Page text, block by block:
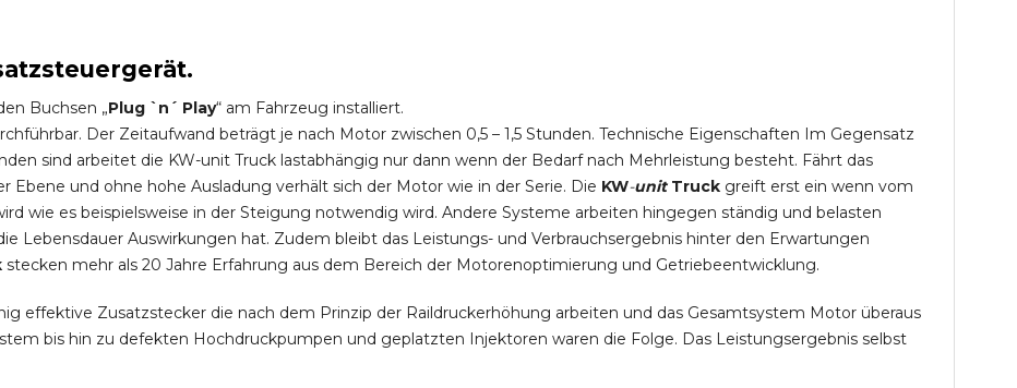
Buchsen „Plug `n´ Play“ am Fahrzeug installiert.
Der Zeitaufwand beträgt je nach Motor zwischen 0,5 – 1,5 Stunden. Technische Eigenschaften Im Gegensatz
sind arbeitet die KW-unit Truck lastabhängig nur dann wenn der Bedarf nach Mehrleistung besteht. Fährt das
Ebene und ohne hohe Ausladung verhält sich der Motor wie in der Serie. Die KW-unit Truck greift erst ein wenn vom
wie es beispielsweise in der Steigung notwendig wird. Andere Systeme arbeiten hingegen ständig und belasten
Lebensdauer Auswirkungen hat. Zudem bleibt das Leistungs- und Verbrauchsergebnis hinter den Erwartungen
stecken mehr als 20 Jahre Erfahrung aus dem Bereich der Motorenoptimierung und Getriebeentwicklung.
effektive Zusatzstecker die nach dem Prinzip der Raildruckerhöhung arbeiten und das Gesamtsystem Motor überaus
bis hin zu defekten Hochdruckpumpen und geplatzten Injektoren waren die Folge. Das Leistungsergebnis selbst